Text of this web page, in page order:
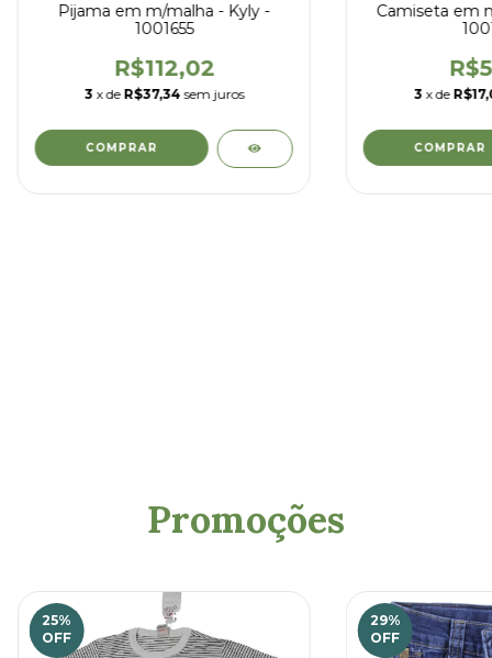
Pijama em m/malha - Kyly -
1001655
R$112,02
3 x de R$37,34 sem juros
COMPRAR
Camiseta em
3 x de
COMPRAR
Promoções
25%
OFF
29%
OFF